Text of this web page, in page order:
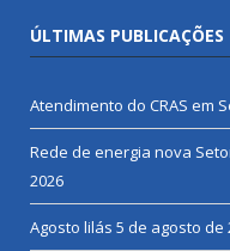
ÚLTIMAS PUBLICAÇÕES
Atendimento do CRAS em
Rede de energia nova
2026
Agosto lilás 5 de agosto de